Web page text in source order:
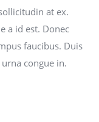
at ex.
a id est. Donec
faucibus. Duis
congue in.